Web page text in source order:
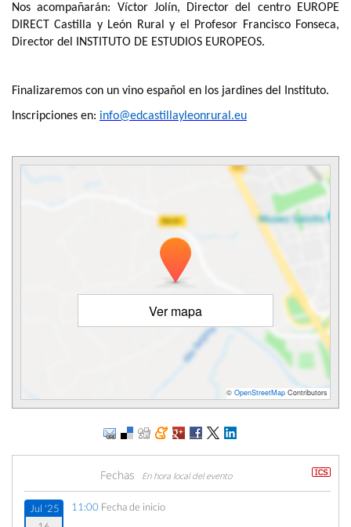
Nos acompañarán: Víctor Jolín, Director del centro EUROPE
DIRECT Castilla y León Rural y el Profesor Francisco Fonseca,
Director del INSTITUTO DE ESTUDIOS EUROPEOS.
Finalizaremos con un vino español en los jardines del Instituto.
Inscripciones en: info@edcastillayleonrural.eu
Ver mapa
© OpenStreetMap Contributors
Fechas En hora local del evento
Jul '25
11:00 Fecha de inicio